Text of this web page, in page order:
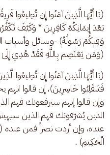
(يَا أَيُّهَا الَّذِينَ آمَنُوا إِن تُطِيعُوا
بَعْدَ إِيمَانِكُمْ كَافِرِينَ * وَكَيْفَ
وَفِيكُمْ رَسُولُهُ) -وسائل وأسباب
(وَمَن يَعْتَصِم بِاللَّهِ فَقَدْ هُدِيَ
(يَا أَيُّهَا الَّذِينَ آمَنُوا إِن تُطِيعُوا
فَتَنقَلِبُوا خَاسِرِينَ)، إن قالوا
وإن قالوا إنهم سيرفعونك فهم
الذين يُشرّفونك فهم الذين
عنده، وإن أردت نصراً فمن عنده
الْحَكِيمِ) .